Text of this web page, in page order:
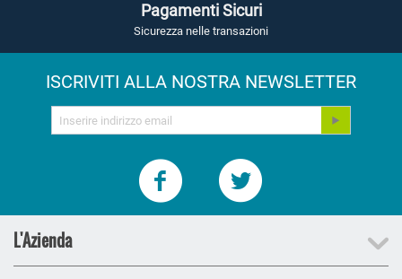
Pagamenti Sicuri
Sicurezza nelle transazioni
ISCRIVITI ALLA NOSTRA NEWSLETTER
L'Azienda